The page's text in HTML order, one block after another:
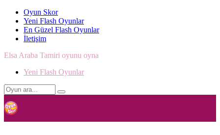
Oyun Skor
Yeni Flash Oyunlar
En Güzel Flash Oyunlar
İletişim
Elsa Araba Tamiri oyunu oyna
Yeni Flash Oyunlar